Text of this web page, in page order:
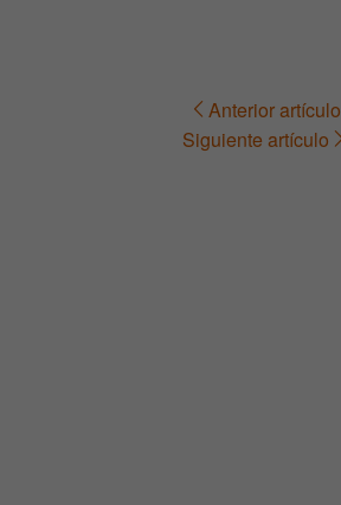
Navegación Anterior artículo
Siguiente artículo